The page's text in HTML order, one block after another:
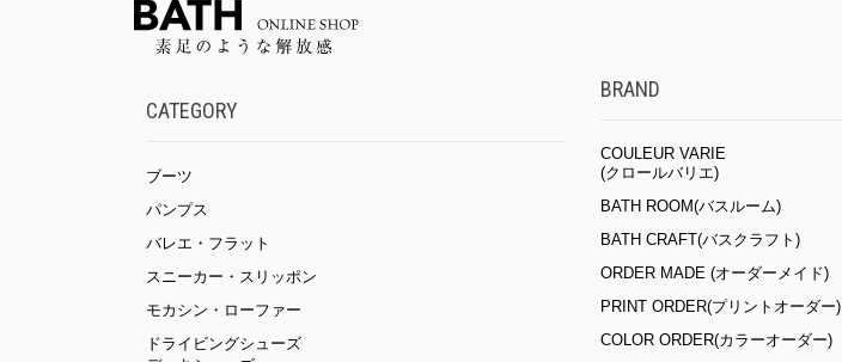
CATEGORY
ブーツ
パンプス
バレエ・フラット
スニーカー・スリッポン
モカシン・ローファー
ドライビングシューズ
BRAND
COULEUR VARIE
(クロールバリエ)
BATH ROOM(バスルーム)
BATH CRAFT(バスクラフト)
ORDER MADE (オーダーメイド)
PRINT ORDER(プリントオーダー)
COLOR ORDER(カラーオーダー)